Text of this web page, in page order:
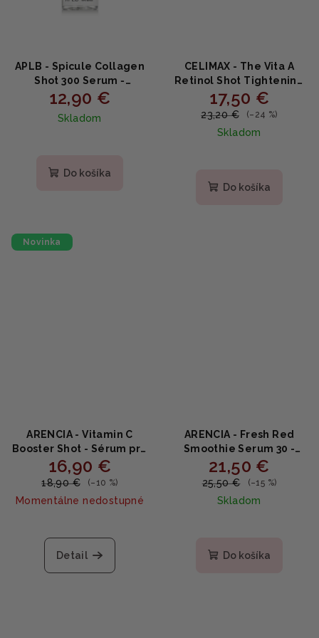
APLB - Spicule Collagen
Shot 300 Serum ‑
Kolagénové sérum s
mikroihličkami 40 ml
12,90 €
Skladom
Do košíka
CELIMAX - The Vita A
Retinol Shot Tightening
Serum - Spevňujúce
sérum s retinolom 0.1% a
peptidmi 30ml
17,50 €
23,20 € (–24 %)
Skladom
produktu
Do košíka
Novinka
ARENCIA - Vitamin C
Booster Shot - Sérum pre
zjednotenie tónu a
žiarivú pleť 30ml
16,90 €
18,90 € (–10 %)
Momentálne nedostupné
Detail
ARENCIA - Fresh Red
Smoothie Serum 30 -
Revitalizačné červené
smoothie sérum s
kolagénom a
niacínamidom 50 g
21,50 €
25,50 € (–15 %)
Skladom
produktu
Do košíka